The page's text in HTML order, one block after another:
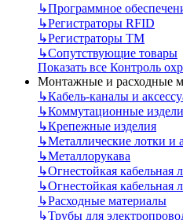
↳Программное
↳Регистраторы RFID
↳Регистраторы ТМ
↳Сопутствующие товары
Показать все Контроль
Монтажные и расходные
↳Кабель-каналы и
↳Коммутационные
↳Крепежные изделия
↳Металлические лотки и
↳Металлорукава
↳Огнестойкая
↳Огнестойкая
↳Расходные материалы
↳Трубы для